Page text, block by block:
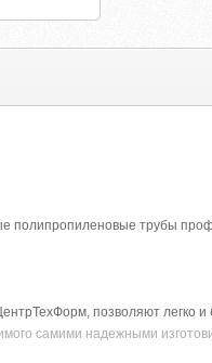
полипропиленовые трубы
позволяют легко
самими надежными